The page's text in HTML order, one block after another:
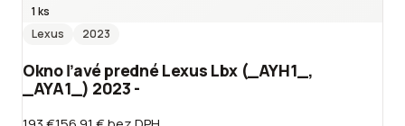
1 ks
Lexus
2023
Okno ľavé predné Lexus Lbx (_AYH1_,
_AYA1_) 2023 -